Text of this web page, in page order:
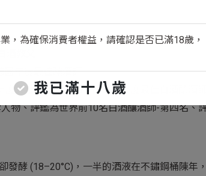
，為確保消費者權益，請確認是否已滿18歲，
我已滿十八歲
教父
國年度最佳釀酒師
度最佳甜酒釀酒師、評鑑為年度最佳白酒釀酒
物、評鑑為世界前10名白酒釀酒師-第四名、
發酵 (18–20°C)，一半的酒液在不鏽鋼桶陳年